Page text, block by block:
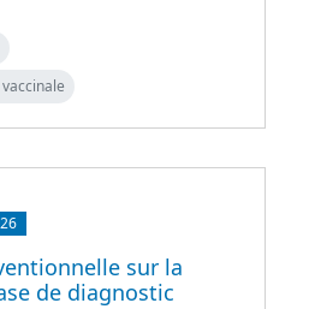
sur la
de diagnostic